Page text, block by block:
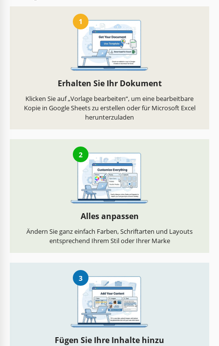
1
Erhalten Sie Ihr Dokument
Klicken Sie auf „Vorlage bearbeiten“, um eine bearbeitbare
Kopie in Google Sheets zu erstellen oder für Microsoft Excel
herunterzuladen
2
Alles anpassen
Ändern Sie ganz einfach Farben, Schriftarten und Layouts
entsprechend Ihrem Stil oder Ihrer Marke
3
Fügen Sie Ihre Inhalte hinzu